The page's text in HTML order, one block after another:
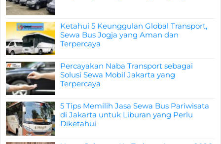
Ketahui 5 Keunggulan Global Transport,
Sewa Bus Jogja yang Aman dan
Terpercaya
Percayakan Naba Transport sebagai
Solusi Sewa Mobil Jakarta yang
Terpercaya
5 Tips Memilih Jasa Sewa Bus Pariwisata
di Jakarta untuk Liburan yang Perlu
Diketahui